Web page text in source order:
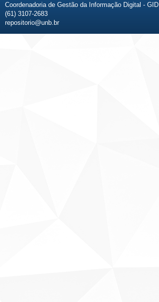
Coordenadoria de Gestão da Informação Digital - GID
(61) 3107-2683
repositorio@unb.br